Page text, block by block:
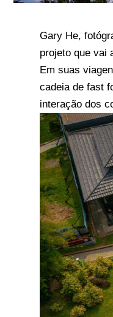
Gary He,
projeto que vai
Em suas
cadeia de fast
interação dos